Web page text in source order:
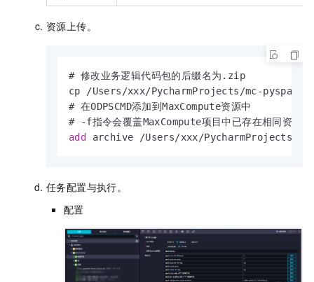
资源上传。
# 修改业务逻辑代码包的后缀名为.zip
cp /Users/xxx/PycharmProjects/mc-pyspark
# 在ODPSCMD添加到MaxCompute资源中
#
-
add
archive /Users/xxx/PycharmProjects
任务配置与执行。
配置